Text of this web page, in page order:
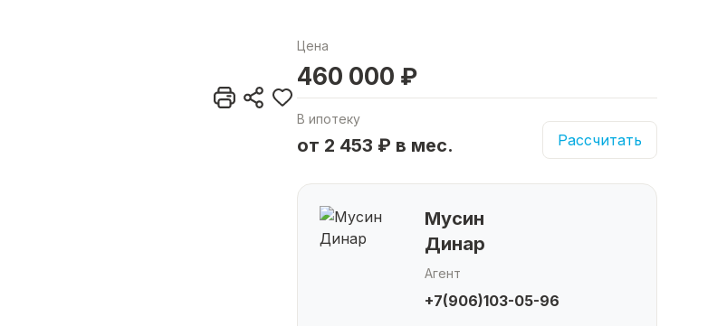
Цена
460 000 ₽
В ипотеку
от 2 453 ₽ в мес. Рассчитать
Мусин
Динар
Агент
+7(906)103-05-96